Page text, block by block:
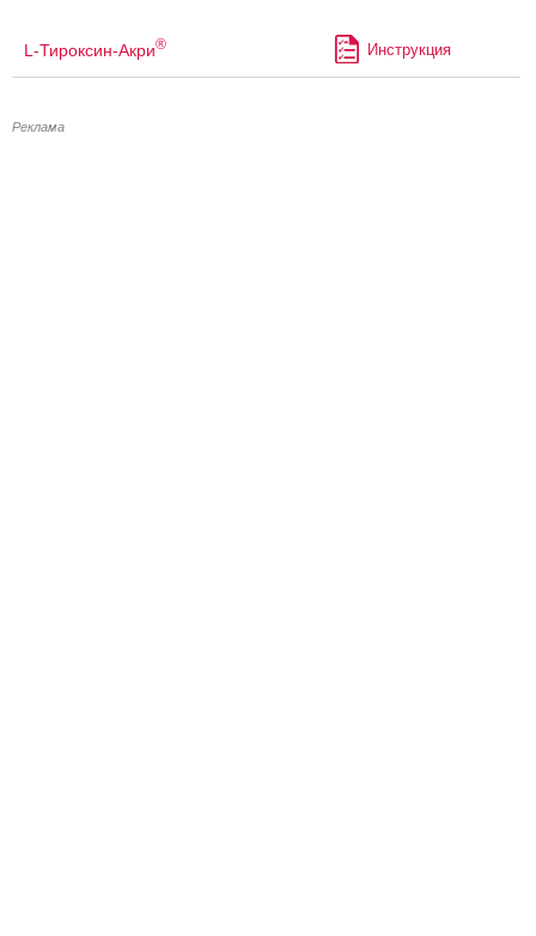
L-Тироксин-Акри® Инструкция
Реклама